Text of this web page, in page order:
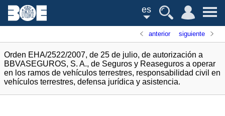
es
anterior siguiente
Orden EHA/2522/2007, de 25 de julio, de autorización a
BBVASEGUROS, S. A., de Seguros y Reaseguros a operar
en los ramos de vehículos terrestres, responsabilidad civil en
vehículos terrestres, defensa jurídica y asistencia.